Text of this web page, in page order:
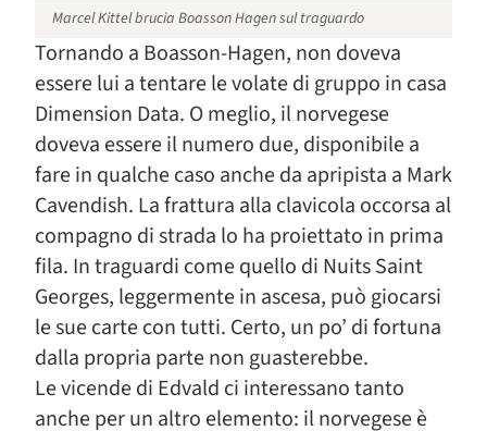
Marcel Kittel brucia Boasson Hagen sul traguardo
Tornando a Boasson-Hagen, non doveva
essere lui a tentare le volate di gruppo in casa
Dimension Data. O meglio, il norvegese
doveva essere il numero due, disponibile a
fare in qualche caso anche da apripista a Mark
Cavendish. La frattura alla clavicola occorsa al
compagno di strada lo ha proiettato in prima
fila. In traguardi come quello di Nuits Saint
Georges, leggermente in ascesa, può giocarsi
le sue carte con tutti. Certo, un po’ di fortuna
dalla propria parte non guasterebbe.
Le vicende di Edvald ci interessano tanto
anche per un altro elemento: il norvegese è